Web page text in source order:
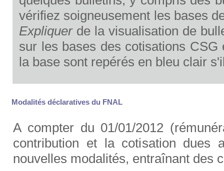
vérifiez soigneusement les bases
Expliquerde la visualisation de
sur les bases des cotisations
la base sont repérés en bleu clair
Modalités déclaratives du FNAL
A compter du 01/01/2012
contribution et la cotisation dues
nouvelles modalités, entraînant des